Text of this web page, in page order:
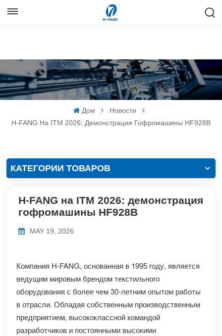
Русский
Español
Дом
Новости
H-FANG На ITM 2026: Демонстрация Гофромашины HF928B
КАТЕГОРИИ ТОВАРОВ
H-FANG на ITM 2026: демонстрация
гофромашины HF928B
MAY 19, 2026
Компания H-FANG, основанная в 1995 году, является
ведущим мировым брендом текстильного
оборудования с более чем 30-летним опытом работы
в отрасли. Обладая собственным производственным
предприятием, высококлассной командой
разработчиков и постоянными высокими